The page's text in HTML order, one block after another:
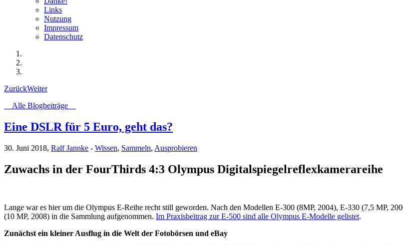
Links
Nutzung
Impressum
Datenschutz
ZurückWeiter
Alle Blogbeiträge
Eine DSLR für 5 Euro, geht das?
30. Juni 2018, Ralf Jannke - Wissen, Sammeln, Ausprobieren
Zuwachs in der FourThirds 4:3 Olympus Digitalspiegelreflexkamerareihe
Lange war es hier um die Olympus E-Reihe recht still geworden. Nach den Modellen E-300 (8MP, 2004), E-330 (7,5 MP,
(10 MP, 2008) in die Sammlung aufgenommen. Im Praxisbeitrag zur E-500 sind alle Olympus E-Modelle gelistet.
Zunächst ein kleiner Ausflug in die Welt der Fotobörsen und eBay